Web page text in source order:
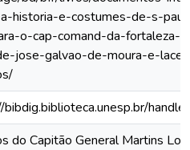
historia-e-costumes-de-s-
o-cap-comand-da-fortaleza-
jose-galvao-de-moura-e-
do Capitão General Martins